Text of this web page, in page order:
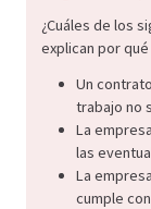
¿Cuáles de los
explican por
Un
trabajo no
La
las
La
cumple